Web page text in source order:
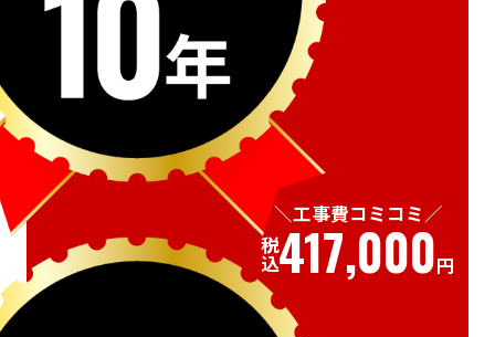
工事費コミコミ
税込417,000円